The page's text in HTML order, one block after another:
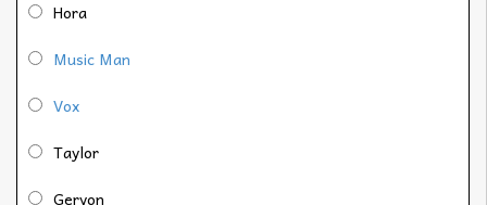
Hora
Music Man
Vox
Taylor
Geryon